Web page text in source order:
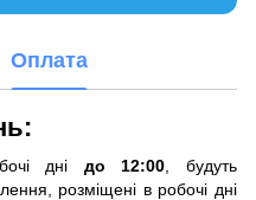
Оплата
дні до 12:00 , будуть
розміщені в робочі дні